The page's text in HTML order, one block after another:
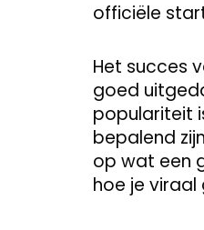
officiële
Het succes
goed
populariteit
bepalend
op wat een
hoe je viraal